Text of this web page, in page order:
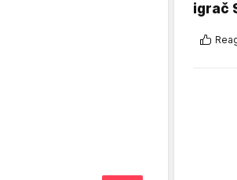
igrač